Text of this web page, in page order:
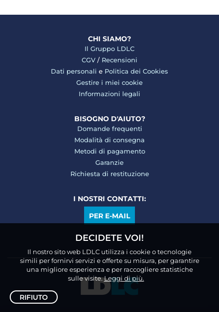
CHI SIAMO?
Il Gruppo LDLC
CGV / Recensioni
Dati personali e Politica dei Cookies
Gestire i miei cookie
Informazioni legali
BISOGNO D'AIUTO?
Domande frequenti
Modalità di consegna
Metodi di pagamento
Garanzie
Richiesta di restituzione
I NOSTRI CONTATTI:
PER E-MAIL
DECIDETE VOI!
Il nostro sito web LDLC utilizza i cookie o tecnologie
simili per fornirvi servizi e offerte su misura, per garantire
una migliore esperienza e per raccogliere statistiche
sulle visite.Leggi di più.
RIFIUTO